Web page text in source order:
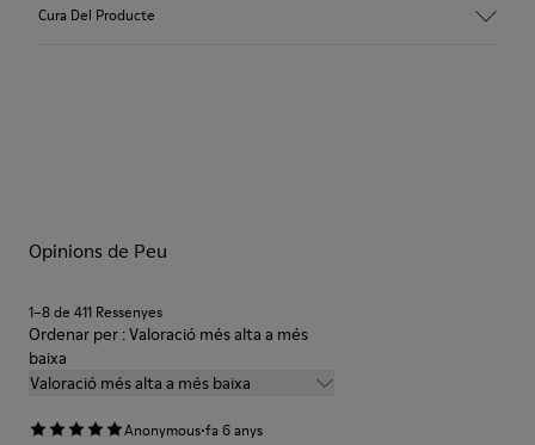
45% Polièster reciclat, 55% Pell porcina
Cura Del Producte
Si necessites indicacions precises sobre com tenir cura de les
sabates
Opinions de Peu
1–8 de 411 Ressenyes
Ordenar per : Valoració més alta a més
baixa
Valoració més alta a més baixa
Anonymous·fa 6 anys